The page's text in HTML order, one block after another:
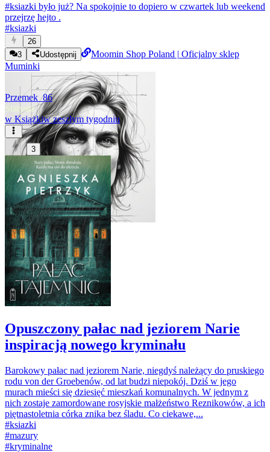
#ksiazki było już? Na spokojnie to dopiero w czwartek lub weekend
przejrzę hejto .
#ksiazki
26
3
Udostępnij
Moomin Shop Poland | Oficjalny sklep
Muminki
Przemek_86
Statysta
w Książkiw zeszłym tygodniu
3
Opuszczony pałac nad jeziorem Narie
inspiracją nowego kryminału
Barokowy pałac nad jeziorem Narie, niegdyś należący do pruskiego
rodu von der Groebenów, od lat budzi niepokój. Dziś w jego
murach mieści się dziesięć mieszkań komunalnych. W jednym z
nich zostaje zamordowane rosyjskie małżeństwo Reznikowów, a ich
piętnastoletnia córka znika bez śladu. Co ciekawe,...
#ksiazki
#mazury
#kryminalne